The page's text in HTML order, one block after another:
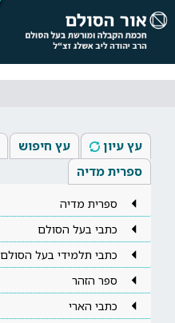
עץ עיון עץ חיפוש
ספרית מדיה
ספרית מדיה
כתבי בעל הסולם
כתבי תלמידי בעל הסולם
ספר הזהר
כתבי הארי